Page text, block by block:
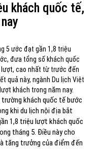
khách quốc tế,
5 ước đạt gần 1,8 triệu
đưa tổng số khách quốc
cao nhất từ trước đến
quả này, ngành Du lịch Việt
khách trong năm nay.
khách quốc tế bước
khi du lịch nội địa bắt
1,8 triệu lượt khách quốc
tháng 5. Điều này cho
tăng trưởng của điểm đến